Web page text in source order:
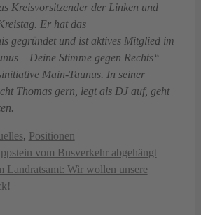
Kreisvorsitzender der Linken und
Er hat das
gegründet und ist aktives Mitglied im
– Deine Stimme gegen Rechts“
Main-Taunus. In seiner
Thomas gern, legt als DJ auf, geht
, Positionen
vom Busverkehr abgehängt
Landratsamt: Wir wollen unsere